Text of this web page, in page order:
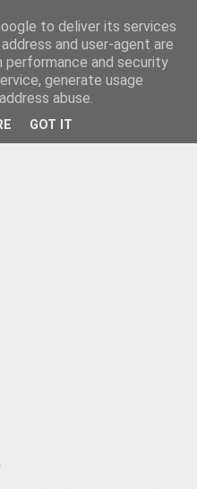
to deliver its services
and user-agent are
performance and security
generate usage
abuse.
GOT IT